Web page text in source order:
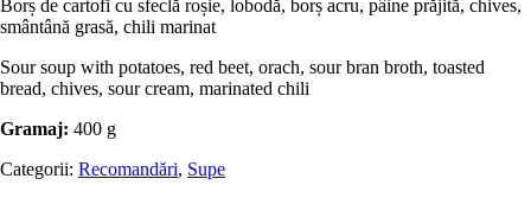
Borș de cartofi cu sfeclă roșie, lobodă, borș acru, pâine prăjită, chives,
smântână grasă, chili marinat
Sour soup with potatoes, red beet, orach, sour bran broth, toasted
bread, chives, sour cream, marinated chili
Gramaj: 400 g
Categorii: Recomandări, Supe